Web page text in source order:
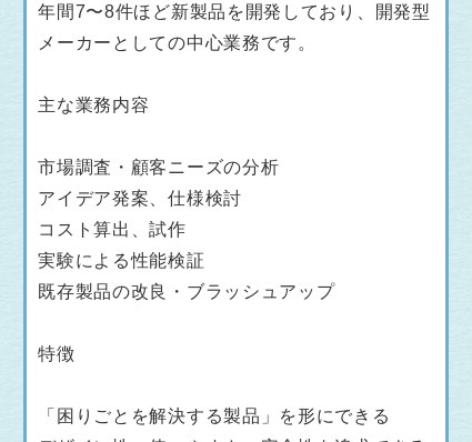
年間7〜8件ほど新製品を開発しており、開発型
メーカーとしての中心業務です。
主な業務内容
市場調査・顧客ニーズの分析
アイデア発案、仕様検討
コスト算出、試作
実験による性能検証
既存製品の改良・ブラッシュアップ
特徴
「困りごとを解決する製品」を形にできる